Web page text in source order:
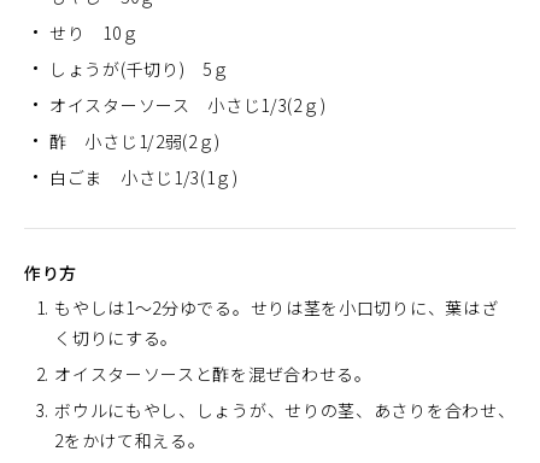
せり 10ｇ
しょうが(千切り) 5ｇ
オイスターソース 小さじ1/3(2ｇ)
酢 小さじ1/2弱(2ｇ)
白ごま 小さじ1/3(1ｇ)
作り方
もやしは1～2分ゆでる。せりは茎を小口切りに、葉はざ
く切りにする。
オイスターソースと酢を混ぜ合わせる。
ボウルにもやし、しょうが、せりの茎、あさりを合わせ、
2をかけて和える。